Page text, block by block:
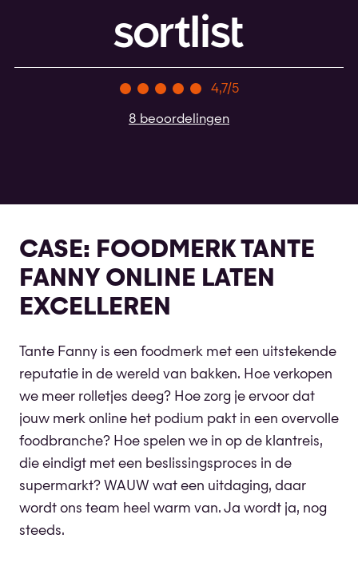
4,7/5
8 beoordelingen
CASE: FOODMERK TANTE
FANNY ONLINE LATEN
EXCELLEREN
Tante Fanny is een foodmerk met een uitstekende
reputatie in de wereld van bakken. Hoe verkopen
we meer rolletjes deeg? Hoe zorg je ervoor dat
jouw merk online het podium pakt in een overvolle
foodbranche? Hoe spelen we in op de klantreis,
die eindigt met een beslissingsproces in de
supermarkt? WAUW wat een uitdaging, daar
wordt ons team heel warm van. Ja wordt ja, nog
steeds.